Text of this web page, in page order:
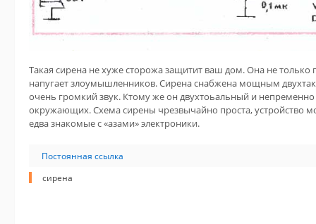
Такая сирена не хуже сторожа защитит ваш дом. Она не только
напугает злоумышленников. Сирена снабжена мощным
очень громкий звук. Ктому же он двухтоьальный и
окружающих. Схема сирены чрезвычайно проста, устройство
едва знакомые с «азами» электроники.
Постоянная ссылка
сирена